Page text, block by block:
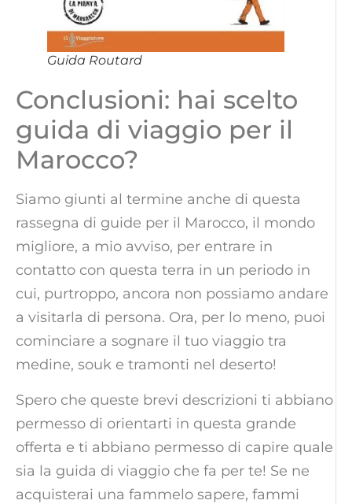
Guida Routard
Conclusioni: hai scelto
guida di viaggio per il
Marocco?
Siamo giunti al termine anche di questa
rassegna di guide per il Marocco, il mondo
migliore, a mio avviso, per entrare in
contatto con questa terra in un periodo in
cui, purtroppo, ancora non possiamo andare
a visitarla di persona. Ora, per lo meno, puoi
cominciare a sognare il tuo viaggio tra
medine, souk e tramonti nel deserto!
Spero che queste brevi descrizioni ti abbiano
permesso di orientarti in questa grande
offerta e ti abbiano permesso di capire quale
sia la guida di viaggio che fa per te! Se ne
acquisterai una fammelo sapere, fammi